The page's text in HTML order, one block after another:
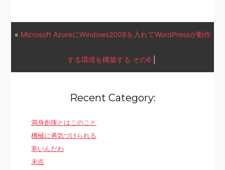
« Microsoft AzureにWindows2008を入れてWordPressが動作
する環境を構築する その6
Recent Category:
満身創痍とはこのこと
機械に勇気づけられる
寒いんだわ
末吉